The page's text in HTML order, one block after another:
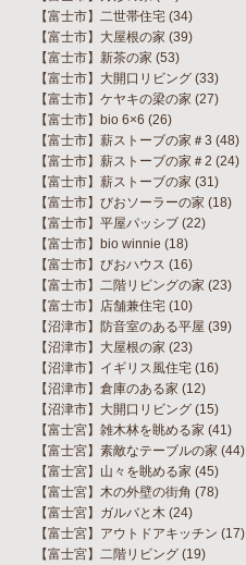
【富士市】二世帯住宅 (34)
【富士市】大屋根の家 (39)
【富士市】新茶の家 (53)
【富士市】大開口リビング (33)
【富士市】ケヤキの梁の家 (27)
【富士市】bio 6×6 (26)
【富士市】薪ストーブの家＃3 (48)
【富士市】薪ストーブの家＃2 (24)
【富士市】薪ストーブの家 (31)
【富士市】びおソーラーの家 (18)
【富士市】平屋パッシブ (22)
【富士市】bio winnie (18)
【富士市】びおハウス (16)
【富士市】二階リビングの家 (23)
【富士市】店舗兼住宅 (10)
【沼津市】防音室のある平屋 (39)
【沼津市】大屋根の家 (23)
【沼津市】イギリス風住宅 (16)
【沼津市】倉庫のある家 (12)
【沼津市】大開口リビング (15)
【富士宮】雑木林を眺める家 (41)
【富士宮】素敵なテーブルの家 (44)
【富士宮】山々を眺める家 (45)
【富士宮】木の外壁の街角 (78)
【富士宮】ガルバと木 (24)
【富士宮】アウトドアキッチン (17)
【富士宮】二階リビング (19)